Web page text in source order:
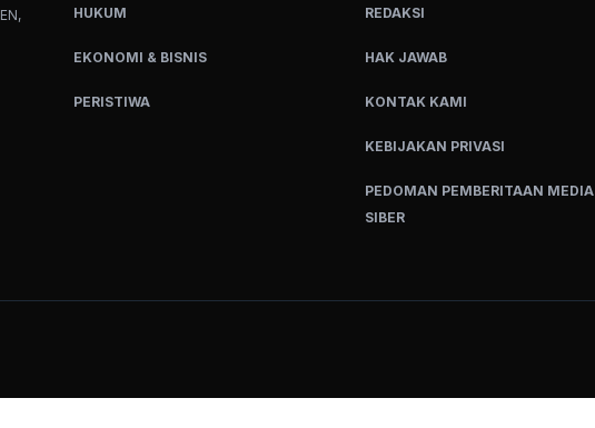
HUKUM
EKONOMI & BISNIS
PERISTIWA
REDAKSI
HAK JAWAB
KONTAK KAMI
KEBIJAKAN PRIVASI
PEDOMAN PEMBERITAAN MEDIA
SIBER